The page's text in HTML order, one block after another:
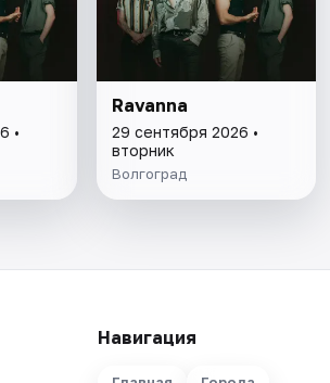
•
Ravanna
29 сентября 2026 •
вторник
Волгоград
Навигация